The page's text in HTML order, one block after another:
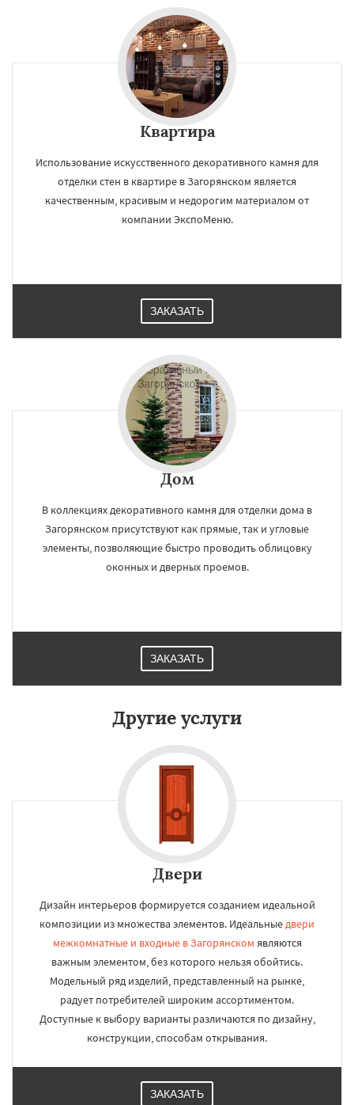
Работаем по
Запрудная Заречье Зеленоградск
Измайлово Икша Ильинский Красково
Лесной Лесной Городок Лопатино
Малаховка
Менделеевск
Монино Нахабино
Томилино Тучково Уваровка Удельная
Фряново Хорлово
Шаховская
Квартира
Использование искусственного декоративного камня для
отделки стен в квартире в Загорянском является
качественным, красивым и недорогим материалом от
компании ЭкспоМеню.
ЗАКАЗАТЬ
Дом
В коллекциях декоративного камня для отделки дома в
Загорянском присутствуют как прямые, так и угловые
элементы, позволяющие быстро проводить облицовку
оконных и дверных проемов.
ЗАКАЗАТЬ
Другие услуги
Двери
Дизайн интерьеров формируется созданием идеальной
композиции из множества элементов. Идеальныедвери
межкомнатные и входные в Загорянском являются
важным элементом, без которого нельзя обойтись.
Модельный ряд изделий, представленный на рынке,
радует потребителей широким ассортиментом.
Доступные к выбору варианты различаются по дизайну,
конструкции, способам открывания.
ЗАКАЗАТЬ
УЗНАТЬ ПОДРОБНЕЕ